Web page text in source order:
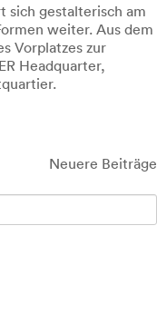
sich gestalterisch am
weiter. Aus dem
Vorplatzes zur
Headquarter,
Neuere Beiträge